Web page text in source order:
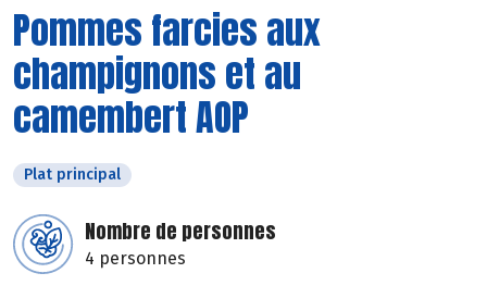
Pommes farcies aux
champignons et au
camembert AOP
Plat principal
Nombre de personnes
4 personnes